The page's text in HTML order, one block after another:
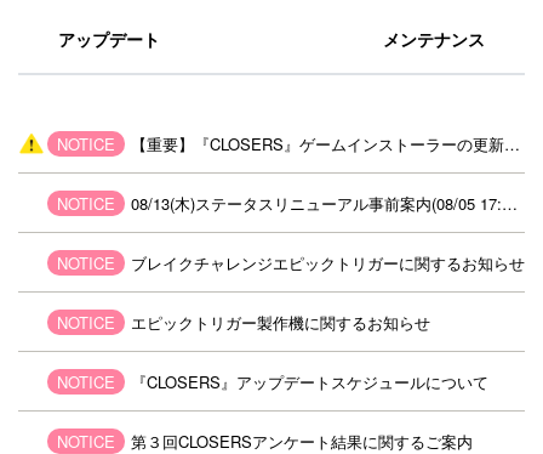
アップデート メンテナンス
NOTICE 【重要】『CLOSERS』ゲームインストーラーの更新について
NOTICE 08/13(木)ステータスリニューアル事前案内(08/05 17:50 修正)
NOTICE ブレイクチャレンジエピックトリガーに関するお知らせ
NOTICE エピックトリガー製作機に関するお知らせ
NOTICE 『CLOSERS』アップデートスケジュールについて
NOTICE 第３回CLOSERSアンケート結果に関するご案内